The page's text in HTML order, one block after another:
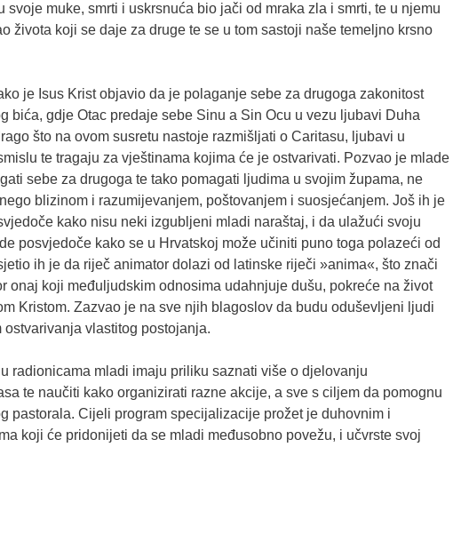
svoje muke, smrti i uskrsnuća bio jači od mraka zla i smrti, te u njemu
života koji se daje za druge te se u tom sastoji naše temeljno krsno
je Isus Krist objavio da je polaganje sebe za drugoga zakonitost
bića, gdje Otac predaje sebe Sinu a Sin Ocu u vezu ljubavi Duha
što na ovom susretu nastoje razmišljati o Caritasu, ljubavi u
te tragaju za vještinama kojima će je ostvarivati. Pozvao je mlade
sebe za drugoga te tako pomagati ljudima u svojim župama, ne
blizinom i razumijevanjem, poštovanjem i suosjećanjem. Još ih je
kako nisu neki izgubljeni mladi naraštaj, i da ulažući svoju
posvjedoče kako se u Hrvatskoj može učiniti puno toga polazeći od
ih je da riječ animator dolazi od latinske riječi »anima«, što znači
onaj koji međuljudskim odnosima udahnjuje dušu, pokreće na život
Kristom. Zazvao je na sve njih blagoslov da budu oduševljeni ljudi
ostvarivanja vlastitog postojanja.
radionicama mladi imaju priliku saznati više o djelovanju
te naučiti kako organizirati razne akcije, a sve s ciljem da pomognu
pastorala. Cijeli program specijalizacije prožet je duhovnim i
koji će pridonijeti da se mladi međusobno povežu, i učvrste svoj